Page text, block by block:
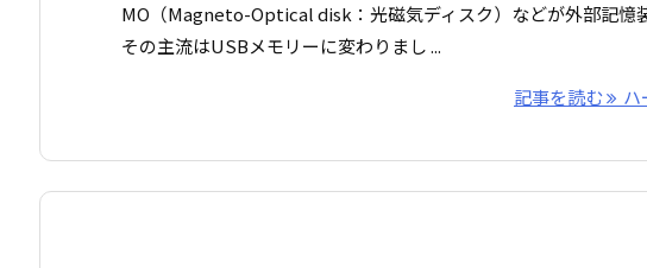
MO（Magneto-Optical disk：光磁気ディスク）などが外部記憶
その主流はUSBメモリーに変わりまし ...
記事を読む ハ